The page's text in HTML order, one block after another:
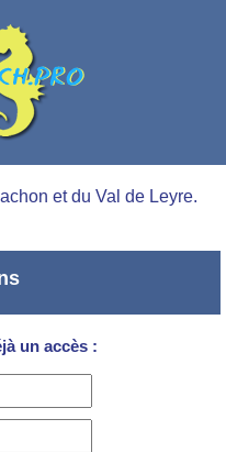
et du Val de Leyre.
un accès :